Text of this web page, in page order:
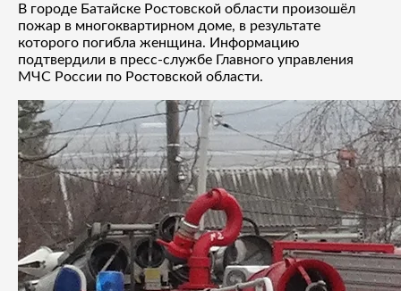
В городе Батайске Ростовской области произошёл
пожар в многоквартирном доме, в результате
которого погибла женщина. Информацию
подтвердили в пресс-службе Главного управления
МЧС России по Ростовской области.